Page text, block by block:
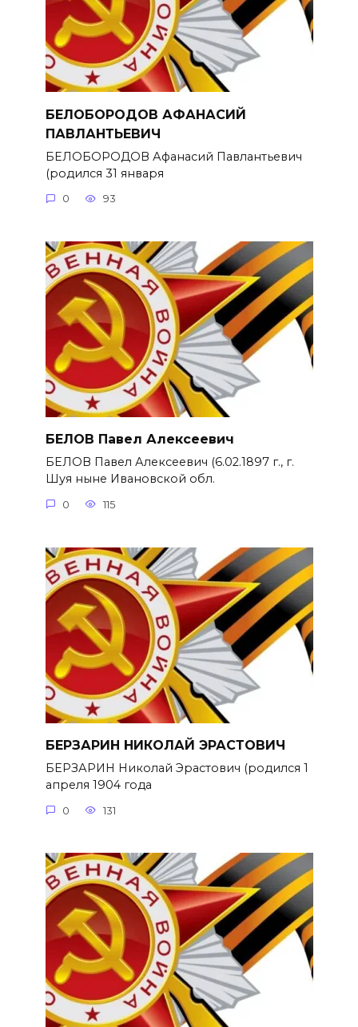
БЕЛОБОРОДОВ АФАНАСИЙ
ПАВЛАНТЬЕВИЧ
БЕЛОБОРОДОВ Афанасий Павлантьевич
(родился 31 января
0 93
БЕЛОВ Павел Алексеевич
БЕЛОВ Павел Алексеевич (6.02.1897 г., г.
Шуя ныне Ивановской обл.
0 115
БЕРЗАРИН НИКОЛАЙ ЭРАСТОВИЧ
БЕРЗАРИН Николай Эрастович (родился 1
апреля 1904 года
0 131